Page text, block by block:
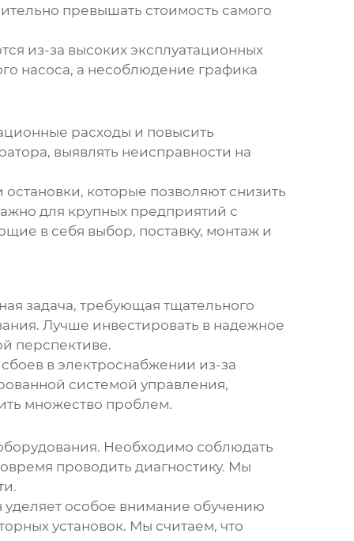
превышать стоимость самого
из-за высоких эксплуатационных
насоса, а несоблюдение графика
расходы и повысить
выявлять неисправности на
которые позволяют снизить
для крупных предприятий с
в себя выбор, поставку, монтаж и
задача, требующая тщательного
Лучше инвестировать в надежное
перспективе.
в электроснабжении из-за
системой управления,
множество проблем.
. Необходимо соблюдать
проводить диагностику. Мы
особое внимание обучению
установок. Мы считаем, что